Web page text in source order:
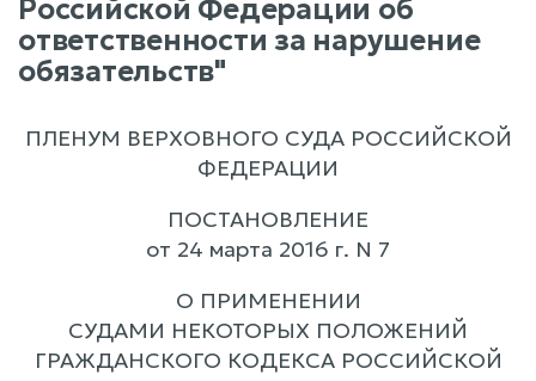
Российской Федерации об
ответственности за нарушение
обязательств"
ПЛЕНУМ ВЕРХОВНОГО СУДА РОССИЙСКОЙ
ФЕДЕРАЦИИ
ПОСТАНОВЛЕНИЕ
от 24 марта 2016 г. N 7
О ПРИМЕНЕНИИ
СУДАМИ НЕКОТОРЫХ ПОЛОЖЕНИЙ
ГРАЖДАНСКОГО КОДЕКСА РОССИЙСКОЙ